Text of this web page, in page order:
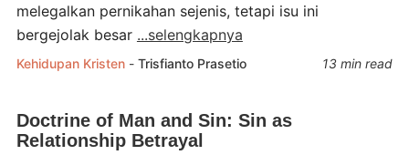
melegalkan pernikahan sejenis, tetapi isu ini
bergejolak besar ...selengkapnya
Kehidupan Kristen - Trisfianto Prasetio 13 min read
Doctrine of Man and Sin: Sin as
Relationship Betrayal